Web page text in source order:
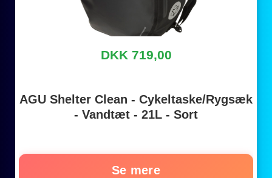
DKK 719,00
AGU Shelter Clean - Cykeltaske/Rygsæk
- Vandtæt - 21L - Sort
Se mere